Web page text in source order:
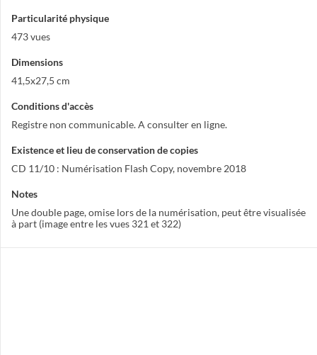
Particularité physique
473 vues
Dimensions
41,5x27,5 cm
Conditions d'accès
Registre non communicable. A consulter en ligne.
Existence et lieu de conservation de copies
CD 11/10 : Numérisation Flash Copy, novembre 2018
Notes
Une double page, omise lors de la numérisation, peut être visualisée
à part (image entre les vues 321 et 322)